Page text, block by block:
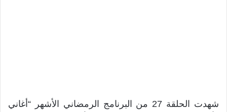
شهدت الحلقة 27 من البرنامج الرمضاني الأشهر “أغاني